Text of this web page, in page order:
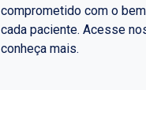
comprometido com o
cada paciente. Acesse
conheça mais.